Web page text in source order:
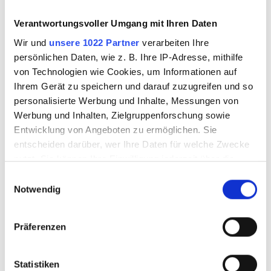
Verantwortungsvoller Umgang mit Ihren Daten
Wir und unsere 1022 Partner verarbeiten Ihre
persönlichen Daten, wie z. B. Ihre IP-Adresse, mithilfe
von Technologien wie Cookies, um Informationen auf
Ihrem Gerät zu speichern und darauf zuzugreifen und so
personalisierte Werbung und Inhalte, Messungen von
Werbung und Inhalten, Zielgruppenforschung sowie
Entwicklung von Angeboten zu ermöglichen. Sie
entscheiden darüber, wer Ihre Daten für welche Zwecke
nutzt. Sie können Ihre Einwilligung jederzeit über die
Trigger Symbol ändern oder widerrufen
Informationen über Ihre geografische Lage
können
Notwendig
Präferenzen
Statistiken
5091000 5091400
Spiegelblech 100 x
max. 6 kg
Spiegelblech 100 x
unbeschichtet